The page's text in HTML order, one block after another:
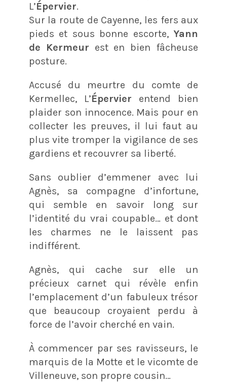
L’Épervier.
Sur la route de Cayenne, les fers aux
pieds et sous bonne escorte,Yann
de Kermeur est en bien fâcheuse
posture.
Accusé du meurtre du comte de
Kermellec, L’Épervier entend bien
plaider son innocence. Mais pour en
collecter les preuves, il lui faut au
plus vite tromper la vigilance de ses
gardiens et recouvrer sa liberté.
Sans oublier d’emmener avec lui
Agnès, sa compagne d’infortune,
qui semble en savoir long sur
l’identité du vrai coupable… et dont
les charmes ne le laissent pas
indifférent.
Agnès, qui cache sur elle un
précieux carnet qui révèle enfin
l’emplacement d’un fabuleux trésor
que beaucoup croyaient perdu à
force de l’avoir cherché en vain.
À commencer par ses ravisseurs, le
marquis de la Motte et le vicomte de
Villeneuve, son propre cousin…